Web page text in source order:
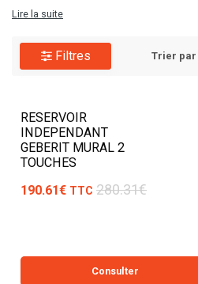
bien-être et à la relaxation. Vous
Lire la suite
Filtres Trier par
RESERVOIR
INDEPENDANT
GEBERIT MURAL 2
TOUCHES
190.61€ TTC 280.31€
Consulter